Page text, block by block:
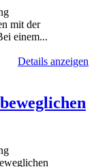
mit der
einem...
Details anzeigen